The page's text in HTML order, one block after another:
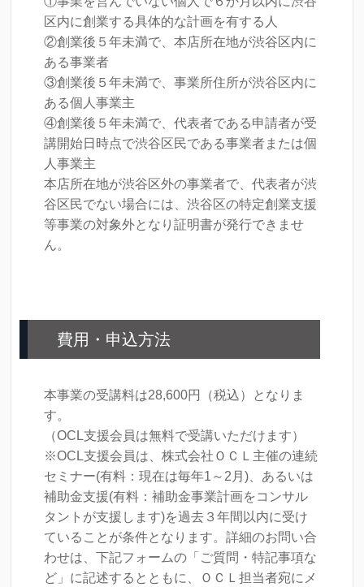
区内に創業する具体的な計画を有する人
②創業後５年未満で、本店所在地が渋谷区内に
ある事業者
③創業後５年未満で、事業所住所が渋谷区内に
ある個人事業主
④創業後５年未満で、代表者である申請者が受
講開始日時点で渋谷区民である事業者または個
人事業主
本店所在地が渋谷区外の事業者で、代表者が渋
谷区民でない場合には、渋谷区の特定創業支援
等事業の対象外となり証明書が発行できませ
ん。
費用・申込方法
本事業の受講料は28,600円（税込）となりま
す。
（OCL支援会員は無料で受講いただけます）
※OCL支援会員は、株式会社ＯＣＬ主催の連続
セミナー(有料：現在は毎年1～2月)、あるいは
補助金支援(有料：補助金事業計画をコンサル
タントが支援します)を過去３年間以内に受け
ていることが条件となります。詳細のお問い合
わせは、下記フォームの「ご質問・特記事項な
ど」に記述するとともに、ＯＣＬ担当者宛にメ